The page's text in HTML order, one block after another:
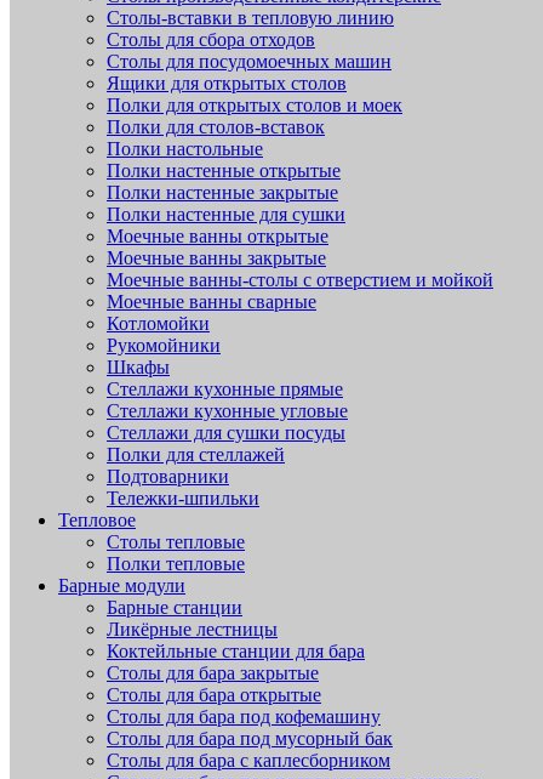
Столы-вставки в тепловую линию
Столы для сбора отходов
Столы для посудомоечных машин
Ящики для открытых столов
Полки для открытых столов и моек
Полки для столов-вставок
Полки настольные
Полки настенные открытые
Полки настенные закрытые
Полки настенные для сушки
Моечные ванны открытые
Моечные ванны закрытые
Моечные ванны-столы с отверстием и мойкой
Моечные ванны сварные
Котломойки
Рукомойники
Шкафы
Стеллажи кухонные прямые
Стеллажи кухонные угловые
Стеллажи для сушки посуды
Полки для стеллажей
Подтоварники
Тележки-шпильки
Тепловое
Столы тепловые
Полки тепловые
Барные модули
Барные станции
Ликёрные лестницы
Коктейльные станции для бара
Столы для бара закрытые
Столы для бара открытые
Столы для бара под кофемашину
Столы для бара под мусорный бак
Столы для бара с каплесборником